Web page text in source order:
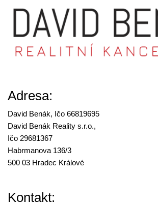
Adresa:
David Benák, Ičo 66819695
David Benák Reality s.r.o.,
Ičo 29681367
Habrmanova 136/3
500 03 Hradec Králové
Kontakt: